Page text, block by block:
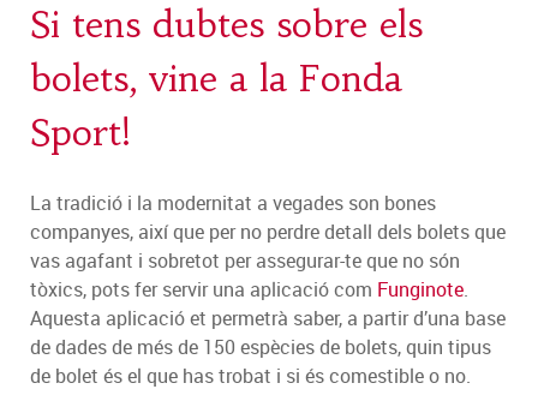
Si tens dubtes sobre els
bolets, vine a la Fonda
Sport!
La tradició i la modernitat a vegades son bones
companyes, així que per no perdre detall dels bolets que
vas agafant i sobretot per assegurar-te que no són
tòxics, pots fer servir una aplicació com Funginote.
Aquesta aplicació et permetrà saber, a partir d’una base
de dades de més de 150 espècies de bolets, quin tipus
de bolet és el que has trobat i si és comestible o no.